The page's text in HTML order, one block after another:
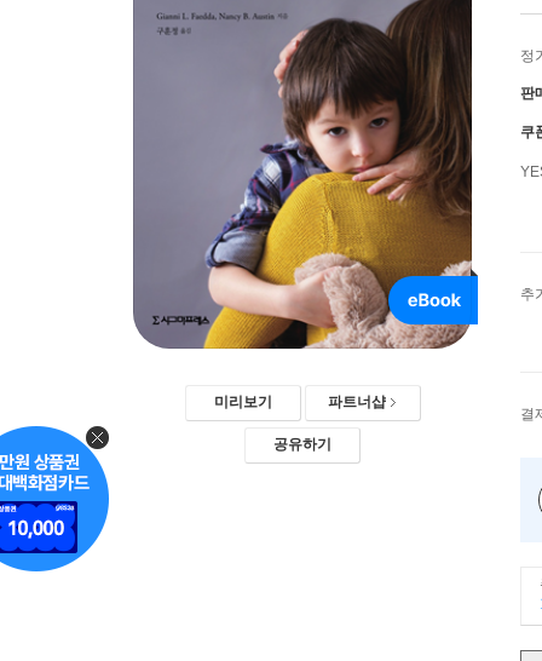
미리보기 파트너샵
공유하기
정
판
쿠
추
결